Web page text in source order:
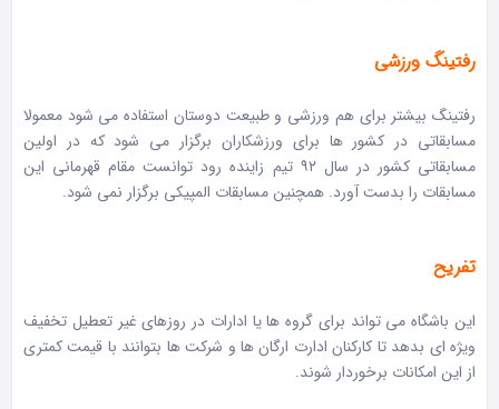
رفتینگ ورزشی
رفتینگ بیشتر برای هم ورزشی و طبیعت دوستان استفاده می شود معمولا
مسابقاتی در کشور ها برای ورزشکاران برگزار می شود که در اولین
مسابقاتی کشور در سال ۹۲ تیم زاینده رود توانست مقام قهرمانی این
مسابقات را بدست آورد. همچنین مسابقات المپیکی برگزار نمی شود.
تفریح
این باشگاه می تواند برای گروه ها یا ادارات در روزهای غیر تعطیل تخفیف
ویژه ای بدهد تا کارکنان ادارت ارگان ها و شرکت ها بتوانند با قیمت کمتری
از این امکانات برخوردار شوند.